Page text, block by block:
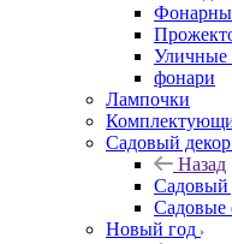
Уличные
фонари
Лампочки
Садовый декор
Назад
Садовый
Садовые
Новый год